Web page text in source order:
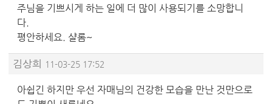
주님을 기쁘시게 하는 일에 더 많이 사용되기를 소망합니
다.
평안하세요. 샬롬~
김상희 11-03-25 17:52
아쉽긴 하지만 우선 자매님의 건강한 모습을 만난 것만으로